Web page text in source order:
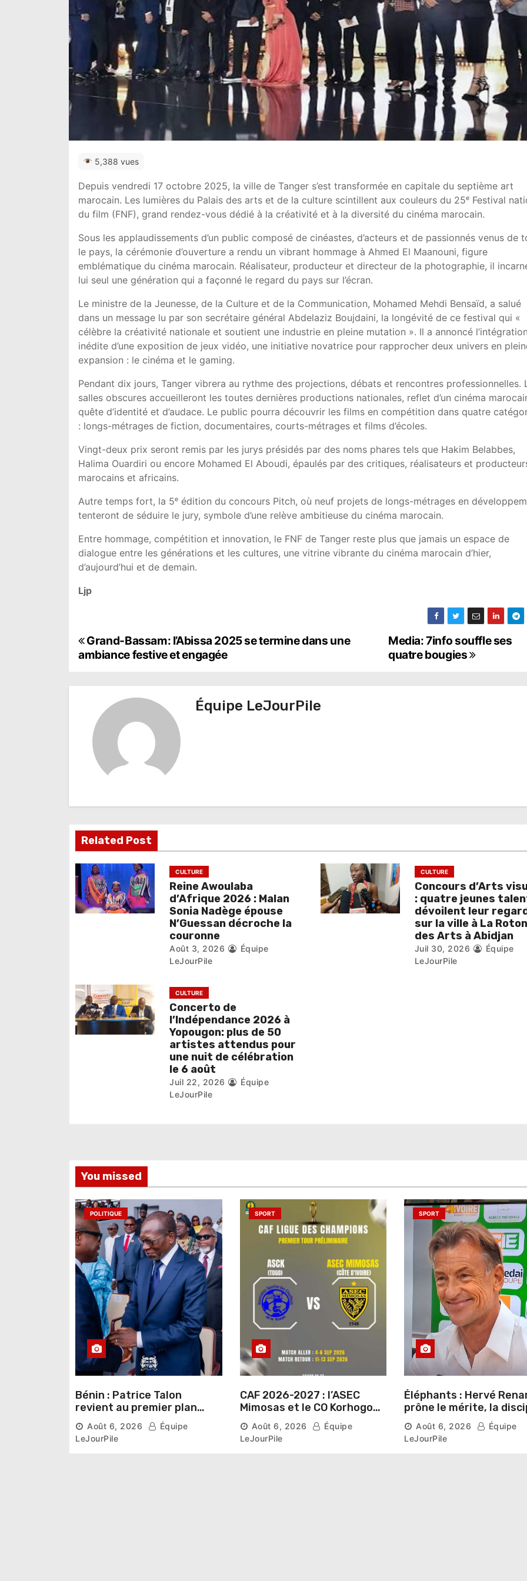
5,388 vues
Depuis vendredi 17 octobre 2025, la ville de Tanger s’est transformée en capitale du septième art
marocain. Les lumières du Palais des arts et de la culture scintillent aux couleurs du 25ᵉ Festival
du film (FNF), grand rendez-vous dédié à la créativité et à la diversité du cinéma marocain.
Sous les applaudissements d’un public composé de cinéastes, d’acteurs et de passionnés venus de
le pays, la cérémonie d’ouverture a rendu un vibrant hommage à Ahmed El Maanouni, figure
emblématique du cinéma marocain. Réalisateur, producteur et directeur de la photographie, il
lui seul une génération qui a façonné le regard du pays sur l’écran.
Le ministre de la Jeunesse, de la Culture et de la Communication, Mohamed Mehdi Bensaïd, a salué
dans un message lu par son secrétaire général Abdelaziz Boujdaini, la longévité de ce festival qui «
célèbre la créativité nationale et soutient une industrie en pleine mutation ». Il a annoncé l’intégration
inédite d’une exposition de jeux vidéo, une initiative novatrice pour rapprocher deux univers en
expansion : le cinéma et le gaming.
Pendant dix jours, Tanger vibrera au rythme des projections, débats et rencontres professionnelles.
salles obscures accueilleront les toutes dernières productions nationales, reflet d’un cinéma
quête d’identité et d’audace. Le public pourra découvrir les films en compétition dans quatre
: longs-métrages de fiction, documentaires, courts-métrages et films d’écoles.
Vingt-deux prix seront remis par les jurys présidés par des noms phares tels que Hakim Belabbes,
Halima Ouardiri ou encore Mohamed El Aboudi, épaulés par des critiques, réalisateurs et
marocains et africains.
Autre temps fort, la 5ᵉ édition du concours Pitch, où neuf projets de longs-métrages en
tenteront de séduire le jury, symbole d’une relève ambitieuse du cinéma marocain.
Entre hommage, compétition et innovation, le FNF de Tanger reste plus que jamais un espace de
dialogue entre les générations et les cultures, une vitrine vibrante du cinéma marocain d’hier,
d’aujourd’hui et de demain.
Ljp
N
a
v
i
n
d
e
l
r
t
i
Media: 7info souffle ses
quatre bougies
Grand-Bassam: l’Abissa 2025 se termine dans une
ambiance festive et engagée
Équipe LeJourPile
Related Post
CULTURE
Reine Awoulaba
d’Afrique 2026 : Malan
Sonia Nadège épouse
N’Guessan décroche la
couronne
Août 3, 2026
Équipe
LeJourPile
CULTURE
Concours d’Arts
: quatre jeunes
dévoilent leur
sur la ville à La
des Arts à Abidjan
Juil 30, 2026
Équipe
LeJourPile
CULTURE
Concerto de
l’Indépendance 2026 à
Yopougon: plus de 50
artistes attendus pour
une nuit de célébration
le 6 août
Juil 22, 2026
Équipe
LeJourPile
You missed
POLITIQUE
Bénin : Patrice Talon
revient au premier plan
institutionnel comme
premier président du Sénat
Août 6, 2026
Équipe
LeJourPile
SPORT
CAF 2026-2027 : l’ASEC
Mimosas et le CO Korhogo
connaissent leur route vers
la phase de groupes
Août 6, 2026
Équipe
LeJourPile
SPORT
Éléphants : Hervé
prône le mérite, la
et l’esprit collectif pour
nouveau départ
Août 6, 2026
Équipe
LeJourPile